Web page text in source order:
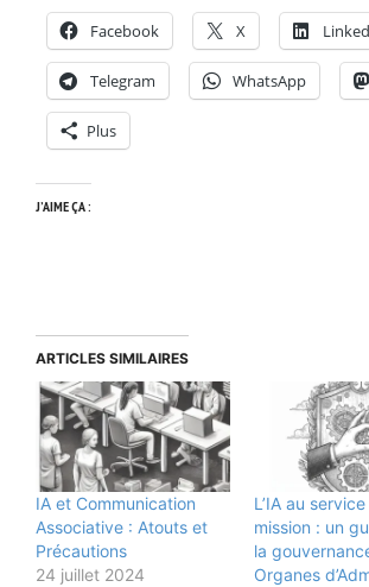
Facebook X
Telegram WhatsApp
Plus
J’AIME ÇA :
ARTICLES SIMILAIRES
IA et Communication
Associative : Atouts et
Précautions
24 juillet 2024
L’IA au
mission : un
la
Organes